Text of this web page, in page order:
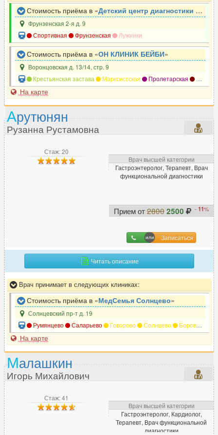
Стоимость приёма в «Детский центр диагностики и лечения им. Н.А. Семашко
Фрунзенская 2-я д. 9
Спортивная
Фрунзенская Лужники
Стоимость приёма в «ОН КЛИНИК БЕЙБИ»
Воронцовская д. 13/14, стр. 9
Крестьянская застава
Марксистская Пролетарская Таганская
На карте
Стаж: 20
Врач высшей категории
Гастроэнтеролог, Терапевт, Врач
функциональной диагностики
Прием от2800 2500 -11%
Записаться
Арутюнян
Рузанна Рустамовна
Читать описание
Врач принимает в следующих клиниках:
Стоимость приёма в «МедСемья Солнцево»
Солнцевский пр-т д. 19
Румянцево
Саларьево Говорово Солнцево Боровское шоссе
На карте
Стаж: 41
Врач высшей категории
Гастроэнтеролог, Кардиолог,
Терапевт, Врач функциональной
диагностики
Малашкин
Игорь Михайлович